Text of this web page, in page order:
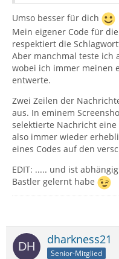
Umso besser für dich
Mein eigener Code für
respektiert die
Aber manchmal teste ich
wobei ich immer meinen
entwerte.
Zwei Zeilen der
aus. In eminem
selektierte Nachricht
also immer wieder
eines Codes auf den
EDIT: ..... und ist
Bastler gelernt habe
dharkness21
Senior-Mitglied